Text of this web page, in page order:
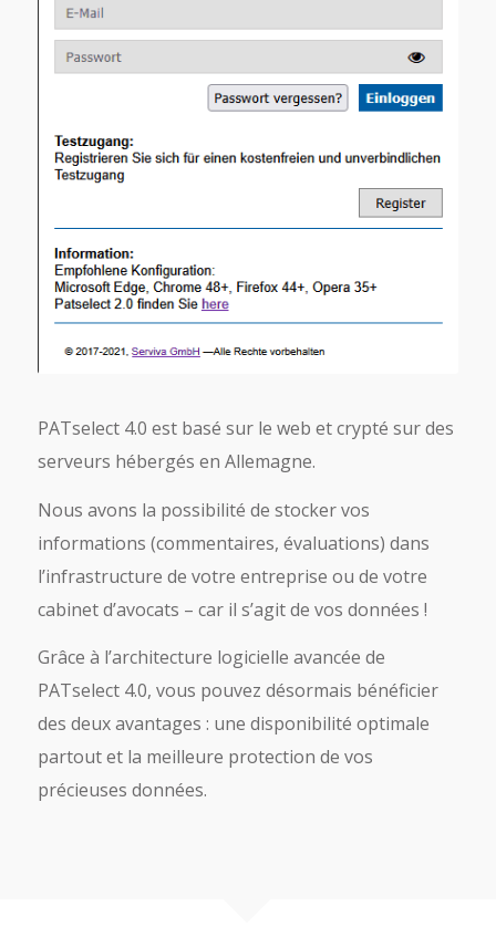
PATselect 4.0 est basé sur le web et crypté sur des
serveurs hébergés en Allemagne.
Nous avons la possibilité de stocker vos
informations (commentaires, évaluations) dans
l’infrastructure de votre entreprise ou de votre
cabinet d’avocats – car il s’agit de vos données !
Grâce à l’architecture logicielle avancée de
PATselect 4.0, vous pouvez désormais bénéficier
des deux avantages : une disponibilité optimale
partout et la meilleure protection de vos
précieuses données.